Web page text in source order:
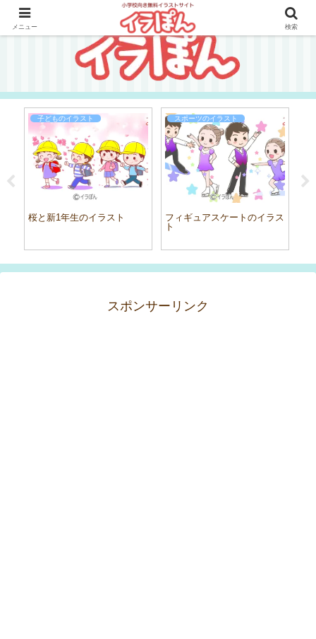
子どものイラスト
桜と新1年生のイラスト
スポーツのイラスト
フィギュアスケートのイラス
ト
スポンサーリンク
メニュー 検索